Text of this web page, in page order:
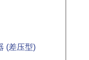
(差压型)